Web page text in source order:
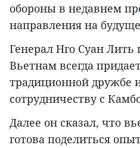
обороны в недавнем
направления на
Генерал Нго Суан Лить
Вьетнам всегда
традиционной дружбе
сотрудничеству с
Далее он сказал, что
готова поделиться